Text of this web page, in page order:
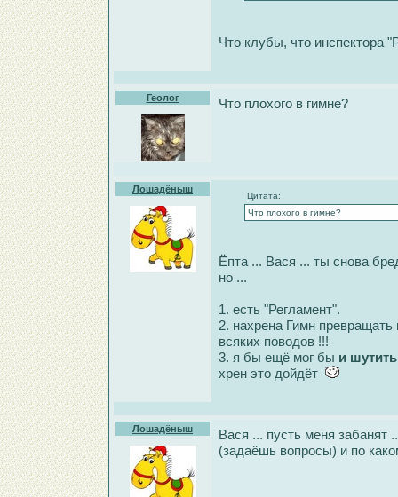
Что клубы, что инспектора
Геолог Что плохого в гимне?
Лошадёныш
Цитата:
Что плохого в гимне?
Ёпта ... Вася ... ты снова
но ...
1. есть "Регламент".
2. нахрена Гимн превращать
всяких поводов !!!
3. я бы ещё мог бы и шутить
хрен это дойдёт
Лошадёныш
Вася ... пусть меня
(задаёшь вопросы) и по